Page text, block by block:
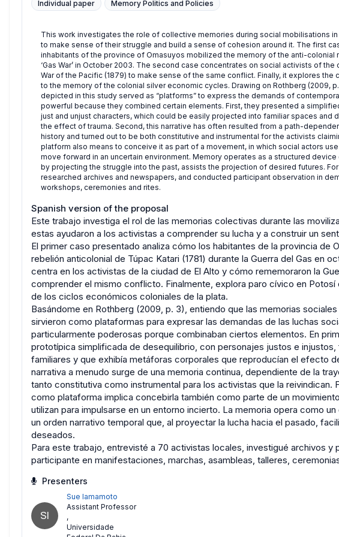
Individual paper Memory Politics and Policies
This work investigates the role of collective memories during social mobilisations
to make sense of their struggle and build a sense of cohesion around it. The first
inhabitants of the province of Omasuyos mobilized the memory of the anti-colonial
‘Gas War’ in October 2003. The second case concentrates on social activists of
War of the Pacific (1879) to make sense of the same conflict. Finally, it explores the
to the memory of the colonial silver economic cycles. Drawing on Rothberg (2009,
depicted in this study served as “platforms” to express the demands of
powerful because they combined certain elements. First, they presented a
just and unjust characters, which could be easily projected into familiar spaces and
the effect of trauma. Second, this narrative has often resulted from a path-
history and turned out to be both constitutive and instrumental for the activists
platform also means to conceive it as part of a movement, in which social actors
move forward in an uncertain environment. Memory operates as a structured
by projecting the struggle into the past, assists the projection of desired futures.
researched archives and newspapers, and conducted participant observation in
workshops, ceremonies and rites.
Spanish version of the proposal
Este trabajo investiga el rol de las memorias colectivas durante las
estas ayudaron a los activistas a comprender su lucha y a construir un
El primer caso presentado analiza cómo los habitantes de la provincia de
rebelión anticolonial de Túpac Katari (1781) durante la Guerra del Gas en
centra en los activistas de la ciudad de El Alto y cómo rememoraron la
comprender el mismo conflicto. Finalmente, explora paro cívico en Potosí
de los ciclos económicos coloniales de la plata.
Basándome en Rothberg (2009, p. 3), entiendo que las memorias
sirvieron como plataformas para expresar las demandas de las luchas
particularmente poderosas porque combinaban ciertos elementos. En
prototípica simplificada de desequilibrio, con personajes justos e
familiares y que exhibía metáforas corporales que reproducían el efecto
narrativa a menudo surge de una memoria continua, dependiente de la
tanto constitutiva como instrumental para los activistas que la reivindican.
como plataforma implica concebirla también como parte de un
utilizan para impulsarse en un entorno incierto. La memoria opera como
un orden narrativo temporal que, al proyectar la lucha hacia el pasado,
deseados.
Para este trabajo, entrevisté a 70 activistas locales, investigué archivos y
participante en manifestaciones, marchas, asambleas, talleres,
Presenters
SI
Sue Iamamoto
Assistant Professor
,
Universidade